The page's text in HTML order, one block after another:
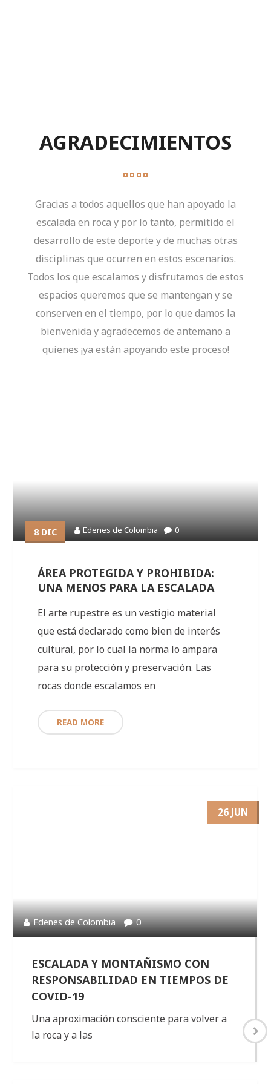
AGRADECIMIENTOS
Gracias a todos aquellos que han apoyado la
escalada en roca y por lo tanto, permitido el
desarrollo de este deporte y de muchas otras
disciplinas que ocurren en estos escenarios.
Todos los que escalamos y disfrutamos de estos
espacios queremos que se mantengan y se
conserven en el tiempo, por lo que damos la
bienvenida y agradecemos de antemano a
quienes ¡ya están apoyando este proceso!
BLOG
8 DIC Edenes de Colombia 0
ÁREA PROTEGIDA Y PROHIBIDA:
UNA MENOS PARA LA ESCALADA
El arte rupestre es un vestigio material
que está declarado como bien de interés
cultural, por lo cual la norma lo ampara
para su protección y preservación. Las
rocas donde escalamos en
READ MORE
26 JUN
Edenes de Colombia 0
ESCALADA Y MONTAÑISMO CON
RESPONSABILIDAD EN TIEMPOS DE
COVID-19
Una aproximación consciente para volver a
la roca y a las